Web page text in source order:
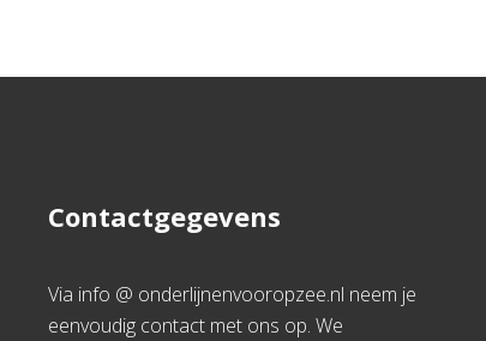
Contactgegevens
Via info @ onderlijnenvooropzee.nl neem je
eenvoudig contact met ons op. We